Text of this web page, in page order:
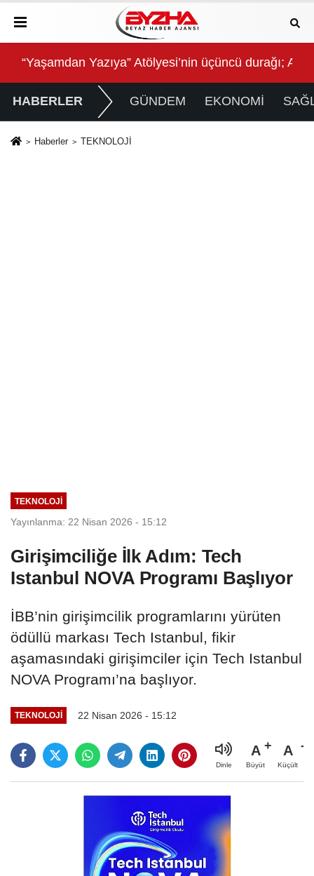
Parkı’nda Vatandaşlarla Bir Araya Geldi
“Yaşamdan Yazıya” Atölyesi’nin üçüncü durağı; Aşk
HABERLER GÜNDEM EKONOMİ
Haberler TEKNOLOJİ
TEKNOLOJİ
Yayınlanma: 22 Nisan 2026 - 15:12
Girişimciliğe İlk Adım: Tech
Istanbul NOVA Programı Başlıyor
İBB’nin girişimcilik programlarını yürüten
ödüllü markası Tech Istanbul, fikir
aşamasındaki girişimciler için Tech Istanbul
NOVA Programı’na başlıyor.
TEKNOLOJİ 22 Nisan 2026 - 15:12
Dinle
A
Büyüt
A
Küçült